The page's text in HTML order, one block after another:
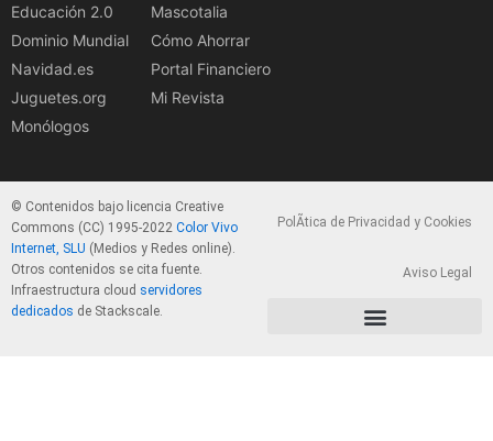
Educación 2.0
Dominio Mundial
Navidad.es
Juguetes.org
Monólogos
Mascotalia
Cómo Ahorrar
Portal Financiero
Mi Revista
© Contenidos bajo licencia Creative
Commons (CC) 1995-2022 Color Vivo
Internet, SLU (Medios y Redes online).
Otros contenidos se cita fuente.
Infraestructura cloud servidores
dedicados de Stackscale.
PolÃ­tica de Privacidad y Cookies
Aviso Legal